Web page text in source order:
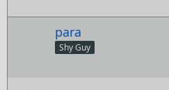
para
Shy Guy